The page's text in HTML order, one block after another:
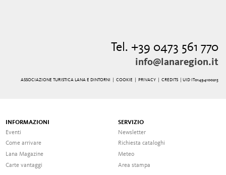
Tel. +39 0473 561 770
info@lanaregion.it
ASSOCIAZIONE TURISTICA LANA E DINTORNI | COOKIE PRIVACY| CREDITS | UID IT01494100215
INFORMAZIONI
Eventi
Come arrivare
Lana Magazine
Carte vantaggi
SERVIZIO
Newsletter
Richiesta cataloghi
Meteo
Area stampa